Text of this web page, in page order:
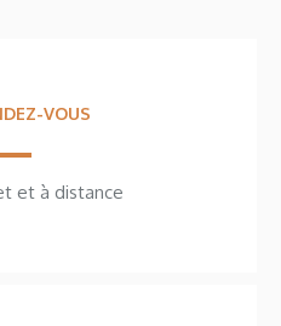
VOUS
et à distance